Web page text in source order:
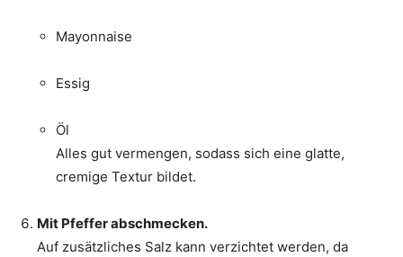
Mayonnaise
Essig
Öl
Alles gut vermengen, sodass sich eine glatte,
cremige Textur bildet.
Mit Pfeffer abschmecken.
Auf zusätzliches Salz kann verzichtet werden, da